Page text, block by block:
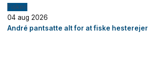
Fiskeri
04 aug 2026
André pantsatte alt for at fiske hesterejer